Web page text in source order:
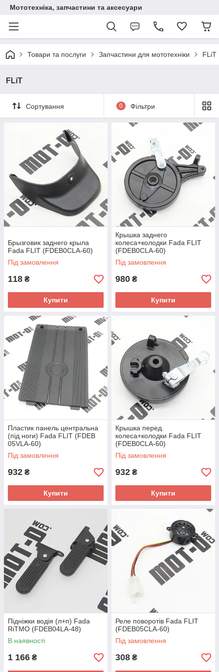
Мототехніка, запчастини та аксесуари
Товари та послуги Запчастини для мототехніки FLiT
FLiT
Сортування 0 Фільтри
Брызговик заднего крыла
Fada FLIT (FDEB0CLA-60)
Під замовлення
118 ₴
Купити
Крышка заднего
колеса+колодки Fada FLIT
(FDEB0CLA-60)
Під замовлення
980 ₴
Купити
Пластик панель центральна
(під ноги) Fada FLIT (FDEB
05VLA-60)
Під замовлення
932 ₴
Купити
Крышка перед.
колеса+колодки Fada FLIT
(FDEB0CLA-60)
Під замовлення
932 ₴
Купити
Підніжки водія (л+п) Fada
RiTMO (FDEB04LA-48)
В наявності
1 166 ₴
Реле поворотів Fada FLIT
(FDEB05CLA-60)
Під замовлення
308 ₴